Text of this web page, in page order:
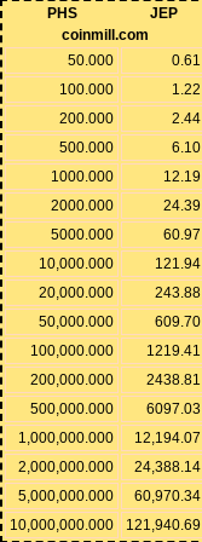
PHS
JEP
coinmill.com
50.000
0.61
100.000
1.22
200.000
2.44
500.000
6.10
1000.000
12.19
2000.000
24.39
5000.000
60.97
10,000.000
121.94
20,000.000
243.88
50,000.000
609.70
100,000.000
1219.41
200,000.000
2438.81
500,000.000
6097.03
1,000,000.000
12,194.07
2,000,000.000
24,388.14
5,000,000.000
60,970.34
10,000,000.000
121,940.69